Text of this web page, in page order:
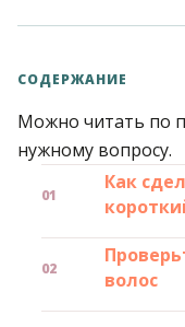
СОДЕРЖАНИЕ
Можно читать по
нужному вопросу.
Как
волос